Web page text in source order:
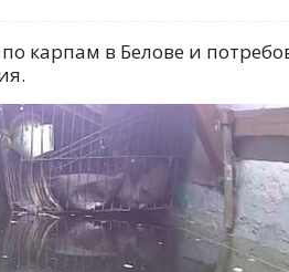
карпам в Белове и